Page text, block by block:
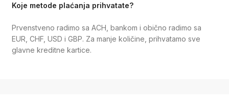
Koje metode plaćanja prihvatate?
Prvenstveno radimo sa ACH, bankom i obično radimo sa
EUR, CHF, USD i GBP. Za manje količine, prihvatamo sve
glavne kreditne kartice.